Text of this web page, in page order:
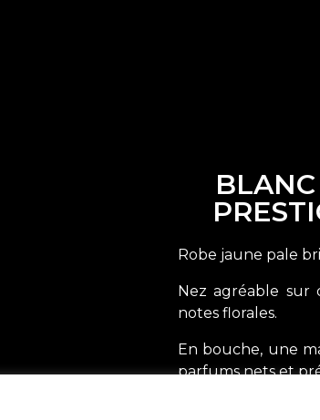
Robe jaune pale
Nez agréable sur
notes florales.
En bouche, une
parfums nets et